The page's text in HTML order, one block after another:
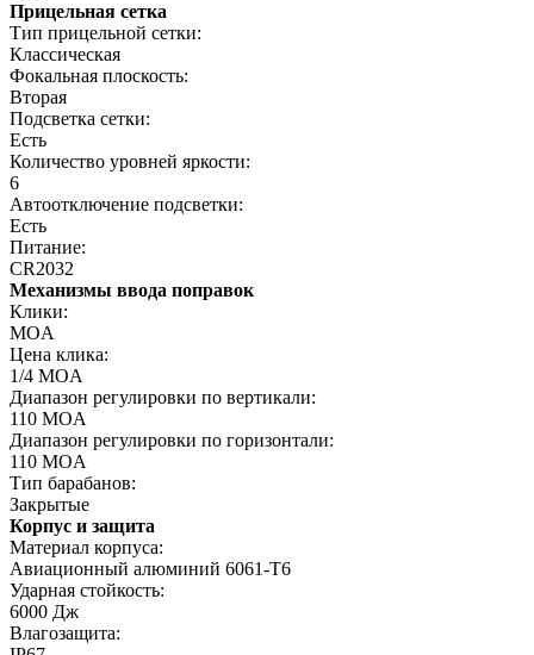
Прицельная сетка
Тип прицельной сетки:
Классическая
Фокальная плоскость:
Вторая
Подсветка сетки:
Есть
Количество уровней яркости:
6
Автоотключение подсветки:
Есть
Питание:
CR2032
Механизмы ввода поправок
Клики:
MOA
Цена клика:
1/4 MOA
Диапазон регулировки по вертикали:
110 MOA
Диапазон регулировки по горизонтали:
110 MOA
Тип барабанов:
Закрытые
Корпус и защита
Материал корпуса:
Авиационный алюминий 6061-T6
Ударная стойкость:
6000 Дж
Влагозащита: